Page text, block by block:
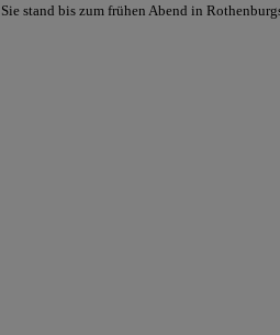
stand bis zum frühen Abend in